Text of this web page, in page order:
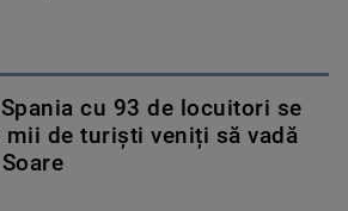
cu 93 de locuitori se
mii de turiști veniți să vadă